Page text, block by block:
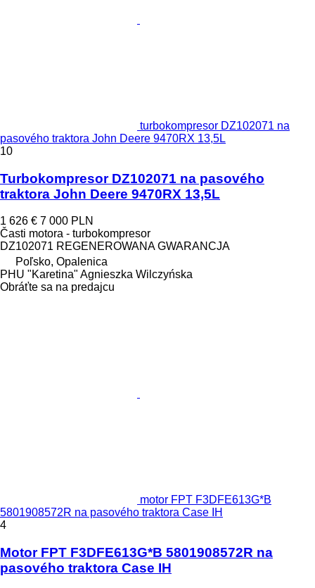
turbokompresor DZ102071 na
pasového traktora John Deere 9470RX 13,5L
10
Turbokompresor DZ102071 na pasového
traktora John Deere 9470RX 13,5L
1 626 € 7 000 PLN
Časti motora - turbokompresor
DZ102071 REGENEROWANA GWARANCJA
Poľsko, Opalenica
PHU "Karetina" Agnieszka Wilczyńska
Obráťte sa na predajcu
motor FPT F3DFE613G*B
5801908572R na pasového traktora Case IH
4
Motor FPT F3DFE613G*B 5801908572R na
pasového traktora Case IH